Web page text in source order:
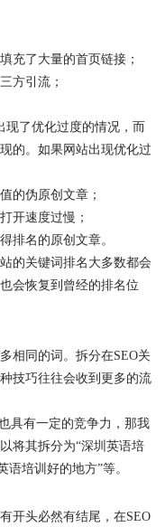
充了大量的首页链接；
方引流；
现了优化过度的情况，而
的。如果网站出现优化过
的伪原创文章；
开速度过慢；
排名的原创文章。
的关键词排名大多数都会
会恢复到曾经的排名位
相同的词。拆分在SEO关
技巧往往会收到更多的流
具有一定的竞争力，那我
将其拆分为“深圳英语培
语培训好的地方”等。
开头必然有结尾，在SEO